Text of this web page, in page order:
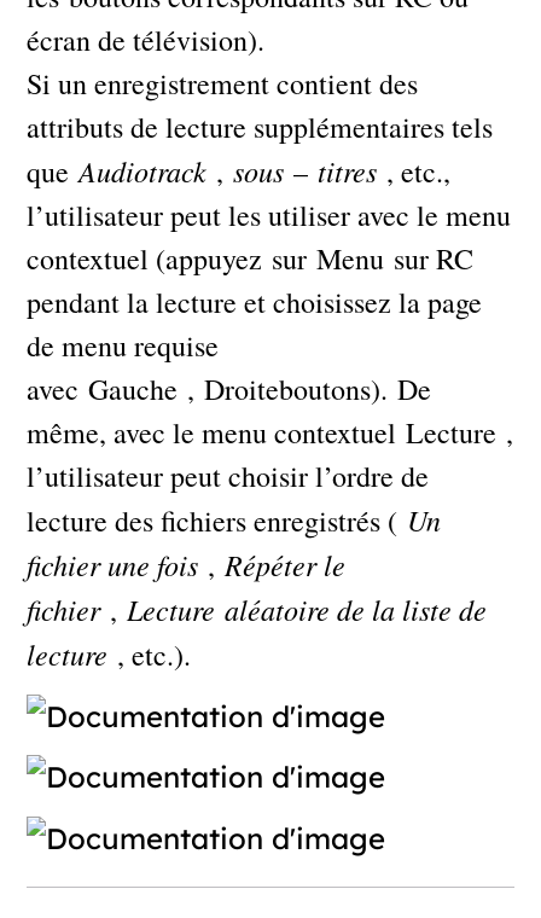
écran de télévision).
Si un enregistrement contient des
attributs de lecture supplémentaires tels
queAudiotrack ,sous – titres , etc.,
l’utilisateur peut les utiliser avec le menu
contextuel (appuyez sur Menu sur RC
pendant la lecture et choisissez la page
de menu requise
avec Gauche , Droiteboutons). De
même, avec le menu contextuel Lecture ,
l’utilisateur peut choisir l’ordre de
lecture des fichiers enregistrés ( Un
fichier une fois ,Répéter le
fichier,Lecturealéatoire de la liste de
lecture , etc.).